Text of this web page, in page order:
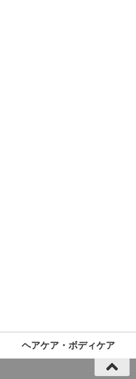
ヘアケア・ボディケア